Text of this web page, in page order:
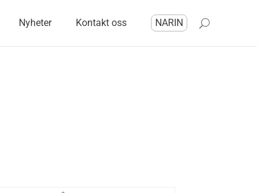
Nyheter Kontakt oss NARIN